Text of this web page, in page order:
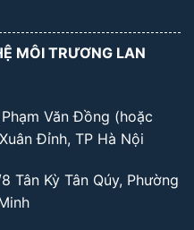
MÔI TRƯƠNG LAN
Văn Đồng (hoặc
Đỉnh, TP Hà Nội
Tân Kỳ Tân Qúy, Phường